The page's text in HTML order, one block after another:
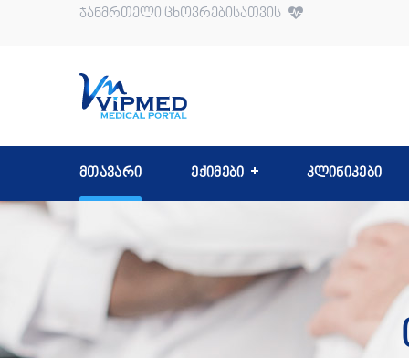
ჯანმრთელი ცხოვრებისათვის
მთავარი ექიმები კლინიკები